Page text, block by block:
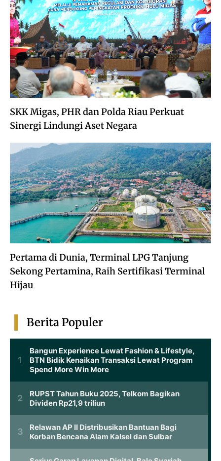
SKK Migas, PHR dan Polda Riau Perkuat
Sinergi Lindungi Aset Negara
Pertama di Dunia, Terminal LPG Tanjung
Sekong Pertamina, Raih Sertifikasi Terminal
Hijau
Berita Populer